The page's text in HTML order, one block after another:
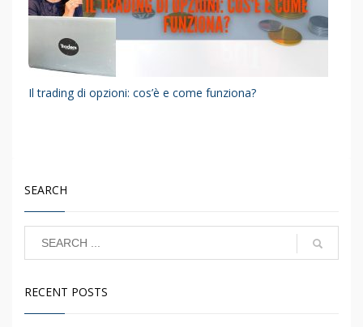
Il trading di opzioni: cos’è e come funziona?
SEARCH
RECENT POSTS